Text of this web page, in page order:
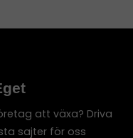
att växa? Driva
sajter för oss